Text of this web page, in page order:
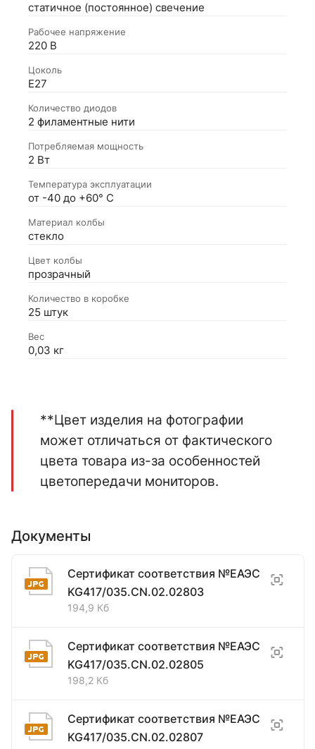
статичное (постоянное) свечение
Рабочее напряжение
220 В
Цоколь
Е27
Количество диодов
2 филаментные нити
Потребляемая мощность
2 Вт
Температура эксплуатации
от -40 до +60° С
Материал колбы
стекло
Цвет колбы
прозрачный
Количество в коробке
25 штук
Вес
0,03 кг
**Цвет изделия на фотографии
может отличаться от фактического
цвета товара из-за особенностей
цветопередачи мониторов.
Документы
Сертификат соответствия №ЕАЭС
KG417/035.CN.02.02803
194,9 Кб
Сертификат соответствия №ЕАЭС
KG417/035.CN.02.02805
198,2 Кб
Сертификат соответствия №ЕАЭС
KG417/035.CN.02.02807